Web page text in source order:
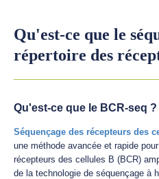
Qu'est-ce que le
répertoire des
Qu'est-ce que le BCR-seq ?
Séquençage des récepteurs des
une méthode avancée et rapide
récepteurs des cellules B (BCR)
de la technologie de séquençage à